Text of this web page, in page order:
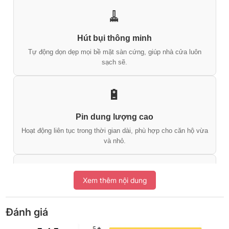
🧹
Hút bụi thông minh
Tự động dọn dẹp mọi bề mặt sàn cứng, giúp nhà cửa luôn
sạch sẽ.
🔋
Pin dung lượng cao
Hoạt động liên tục trong thời gian dài, phù hợp cho căn hộ vừa
và nhỏ.
📱
Điều khiển từ xa
Kết nối app Ecovacs, dễ dàng lên lịch và kiểm soát từ điện
Xem thêm nội dung
Đánh giá